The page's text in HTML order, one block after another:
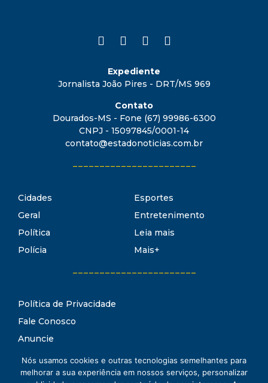
Expediente
Jornalista João Pires - DRT/MS 969
Contato
Dourados-MS - Fone (67) 99986-6300
CNPJ - 15097845/0001-14
contato@estadonoticias.com.br
Cidades
Geral
Política
Polícia
Esportes
Entretenimento
Leia mais
Mais+
Política de Privacidade
Fale Conosco
Anuncie
Termos de Uso
Conheça oEstado Notícias
Nós usamos cookies e outras tecnologias semelhantes para
melhorar a sua experiência em nossos serviços, personalizar